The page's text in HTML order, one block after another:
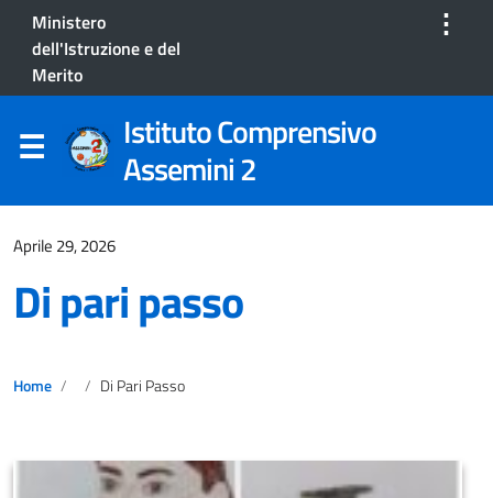
Ministero
dell'Istruzione e del
Merito
⋮
Istituto Comprensivo
Assemini 2
Aprile 29, 2026
Di pari passo
Home Di Pari Passo